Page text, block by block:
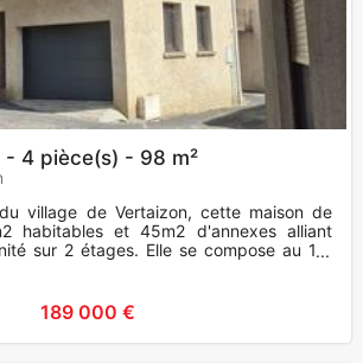
- 4 pièce(s) - 98 m²
village de Vertaizon, cette maison de
habitables et 45m2 d'annexes alliant
sur 2 étages. Elle se compose au 1er
189 000 €